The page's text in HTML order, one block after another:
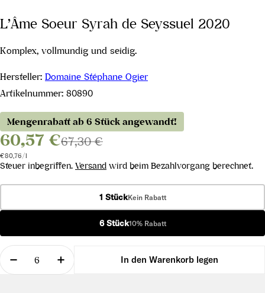
L’Âme Soeur Syrah de Seyssuel 2020
Komplex, vollmundig und seidig.
Hersteller: Domaine Stéphane Ogier
Artikelnummer: 80890
Mengenrabatt ab 6 Stück angewandt!
60,57 €67,30 €
Stückpreis
€80,76/pro
l
Steuer inbegriffen. Versand wird beim Bezahlvorgang berechnet.
1 StückKein Rabatt
6 Stück10% Rabatt
Menge
Menge für L’Âme Soeur Syrah de Seyssuel 2020
Menge für L’Âme Soeur Syrah de
In den Warenkorb legen